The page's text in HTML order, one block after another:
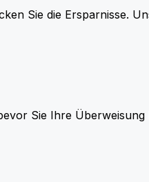
Sie die Ersparnisse.
Sie Ihre Überweisung